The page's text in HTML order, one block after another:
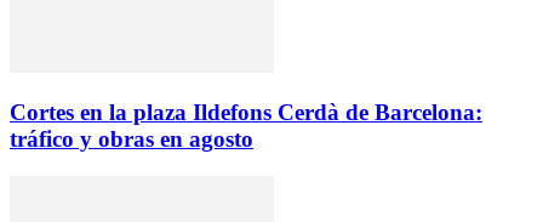
Cortes en la plaza Ildefons Cerdà de Barcelona:
tráfico y obras en agosto